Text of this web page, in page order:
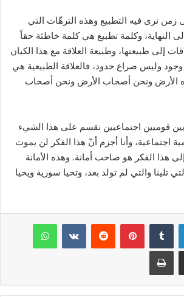
نرى فيه التطبيع وهذه الترهّات التي
النهاية، وكلمة تطبيع هي كلمة خاطئة حقاً
إلى طبيعتها، وطبيعة العلاقة مع هذا الكيان
وليس صراع حدود، فالعلاقة الطبيعية هي
الأرض ونحن أصحاب الأرض ونحن أصحاب
قوميين اجتماعيين نقسم على هذا الشيء
اجتماعية، وأنا أجزم أنّ هذا الفكر لن يموت
هذا الفكر هو صاحب أمانة. وهذه الأمانة
تلينا والتي لم تولد بعد، وتحيا سورية ويحيا
لينكدإن بينتيريست